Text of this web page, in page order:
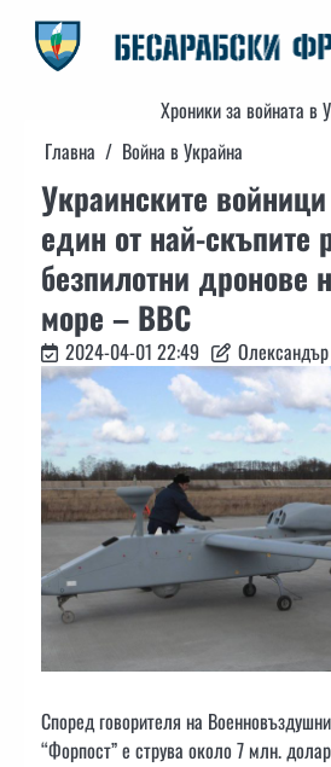
content
Хроники за войната в
Главна
Война в Украйна
Украинските
един от най-скъпите
безпилотни дронове
море – ВВС
2024-04-01 22:49
Според говорителя на
“Форпост” е струва около 7 млн.